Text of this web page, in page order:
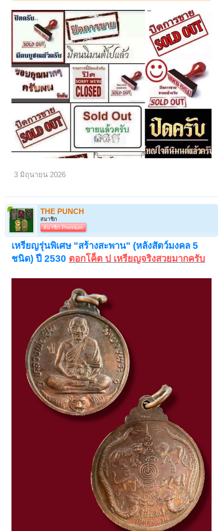
พระรอด วัดชัยพระเกียรติ พิธีเสาร์๕ ก้นปั๊มเลข ๕ ปี ๒๔๙๗
คณาจารย์ที่ร่วมกันปลุกเสกมีมากมายหลายท่าน ประกอบด้วย
เจ้าคุณศรีสมโพธิ์ วัดสุทัศน์
เจ้าคุณศรีสุวรรณวิสุทธิ์ เจ้าคณะจังหวัดลำปาง
หลวงปุ่นาค วัดระฆัง
หลวงพ่อสด วัดปากน้ำ
หลวงพ่อเงิน วัดดอนยายหอม
ครูบาวัง วัดบ้านเด่น
พระครูอาคมสุนทร วัดสุทัศน์
หลวงพ่อเปลี่ยน วัดใต้
หลวงพ่อภักดิ์ วัดบึงทองหลาง
หลวงพ่อทบ วัดเขาชนแดน
หลวงพ่อแฉ่ง วัดบางพัง
หลวงพ่อนอ วัดกลางท่าเรือ
หลวงพ่อสำเนียง วัดเวฬุวัน ผสมมวลสารเก่าปลุกเสก
สภาพสวยสมบูรณ์ครับ
ลดพิเศษที่ ปิด ครับ
เปิดดูไฟล์ 6662092
3 มิถุนายน 2026
THE PUNCH
สมาชิก
สมาชิก Premium
เหรียญรุ่นพิเศษ "สร้างสะพาน" (หลังสัตว์มงคล 5
ชนิด) ปี 2530 ตอกโค็ต ป เหรียญจริงสวยมากครับ